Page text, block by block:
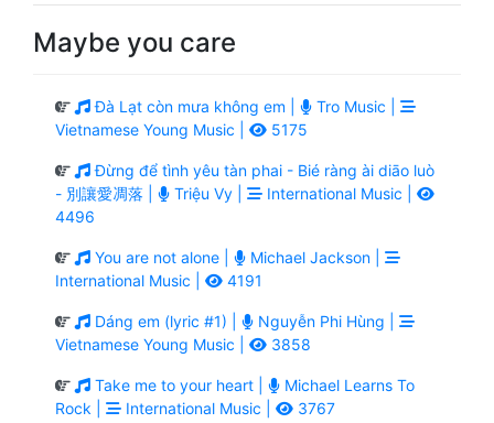
Maybe you care
Đà Lạt còn mưa không em |
Tro Music |
Vietnamese Young Music |
5175
Đừng để tình yêu tàn phai - Bié ràng ài diāo luò
- 別讓愛凋落 |
Triệu Vy |
International Music |
4496
You are not alone |
Michael Jackson |
International Music |
4191
Dáng em (lyric #1) |
Nguyễn Phi Hùng |
Vietnamese Young Music |
3858
Take me to your heart |
Michael Learns To
Rock |
International Music | 3767